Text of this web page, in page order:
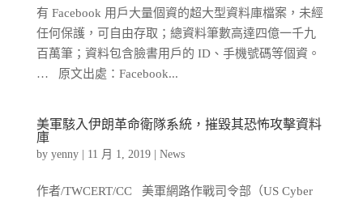
有 Facebook 用戶大量個資的超大型資料庫檔案，未經
任何保護，可自由存取；總資料筆數高達四億一千九
百萬筆；資料包含臉書用戶的 ID、手機號碼等個資。
… 原文出處：Facebook...
美軍駭入伊朗革命衛隊系統，摧毀其恐怖攻擊資料
庫
by yenny| 11 月 1, 2019| News
作者/TWCERT/CC 美軍網路作戰司令部（US Cyber